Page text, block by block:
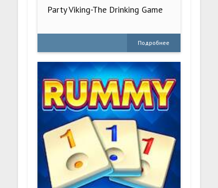
Party Viking-The Drinking Game
Подробнее